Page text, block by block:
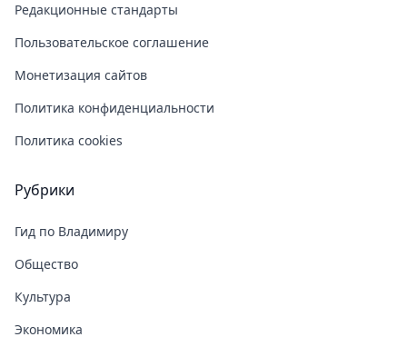
Редакционные стандарты
Пользовательское соглашение
Монетизация сайтов
Политика конфиденциальности
Политика cookies
Рубрики
Гид по Владимиру
Общество
Культура
Экономика